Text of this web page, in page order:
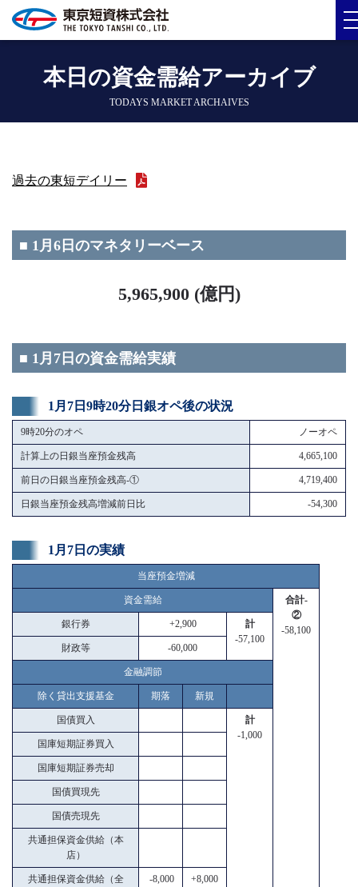
本日の資金需給アーカイブ
TODAYS MARKET ARCHAIVES
過去の東短デイリー
■ 1月6日のマネタリーベース
5,965,900 (億円)
■ 1月7日の資金需給実績
1月7日9時20分日銀オペ後の状況
9時20分のオペ ノーオペ
計算上の日銀当座預金残高 4,665,100
前日の日銀当座預金残高-① 4,719,400
日銀当座預金残高増減前日比 -54,300
1月7日の実績
当座預金増減
資金需給
合計-
②
-58,100
銀行券 +2,900
計
-57,100
財政等 -60,000
金融調節
除く貸出支援基金 期落 新規
国債買入
計
-1,000
国庫短期証券買入
国庫短期証券売却
国債買現先
国債売現先
共通担保資金供給（本
店）
共通担保資金供給（全
-8,000 +8,000